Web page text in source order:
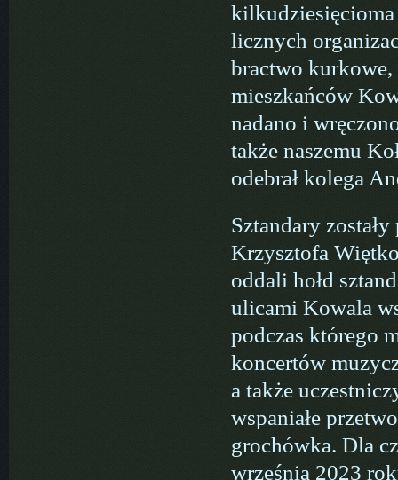
kilkudziesięcioma
licznych
bractwo
mieszkańców
nadano i
także naszemu
odebrał kolega
Sztandary
Krzysztofa
oddali hołd
ulicami Kowala
podczas którego
koncertów
a także
wspaniałe
grochówka. Dla
września 2023